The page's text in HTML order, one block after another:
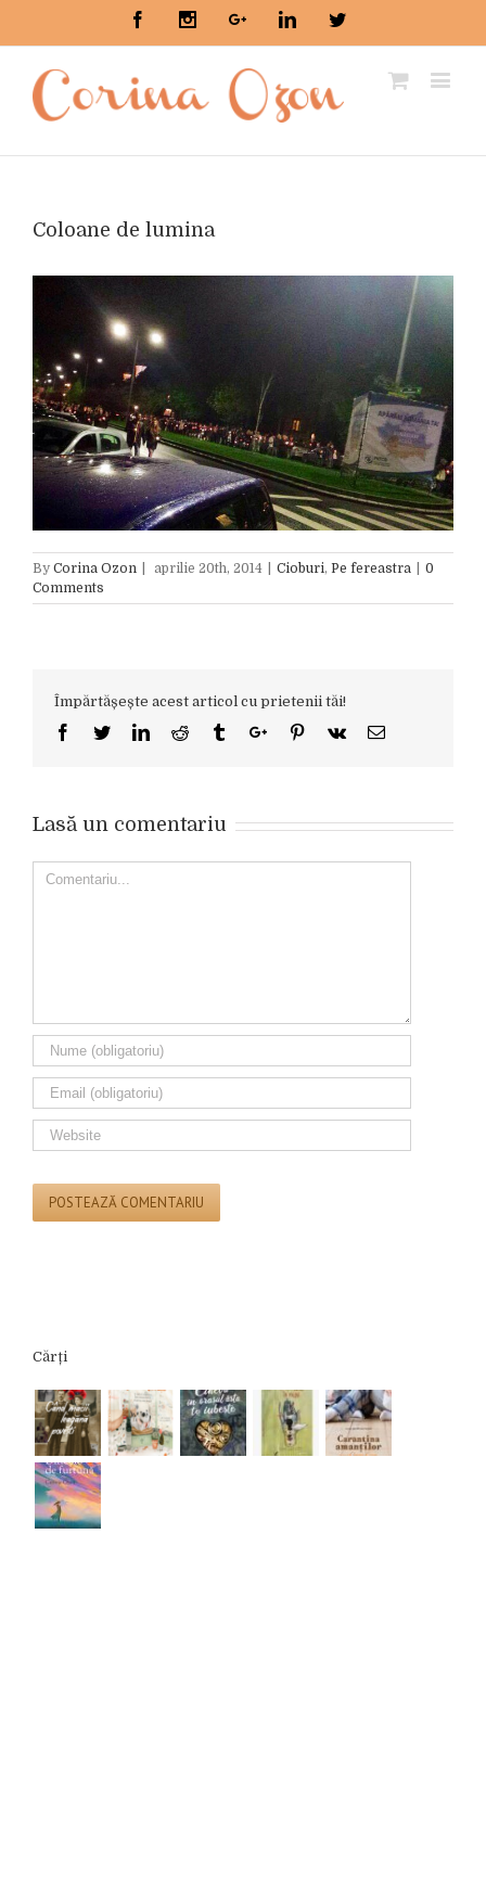
FacebookInstagramGoogle+LinkedinTwitter
Coloane de lumina
By Corina Ozon aprilie 20th, 2014 Cioburi, Pe fereastra
0
Comments
Împărtășește acest articol cu prietenii tăi!
Facebook
TwitterLinkedinReddit TumblrGoogle+Pinterest
Vk Email
Lasă un comentariu
Comment
Cărți